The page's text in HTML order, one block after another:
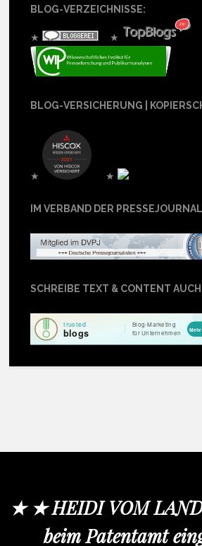
BLOG-VERZEICHNISSE:
★ ★
BLOG-VERSICHERUNG |
★ ★
IM VERBAND DER
SCHREIBE TEXT & CONTENT
★ ★ HEIDI VOM
beim Patentamt